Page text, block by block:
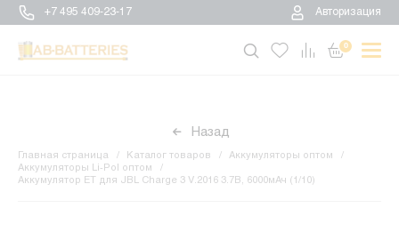
+7 495 409-23-17 Авторизация
0
Назад
Главная страница Каталог товаров
Аккумуляторы оптом
Аккумуляторы Li-Pol оптом
Аккумулятор ET для JBL Charge 3 V.2016 3.7В, 6000мАч (1/10)